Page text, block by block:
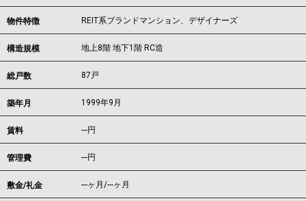
物件特徴 REIT系ブランドマンション、デザイナーズ
構造規模 地上8階 地下1階 RC造
総戸数 87戸
築年月 1999年9月
賃料 ---円
管理費 ---円
敷金/礼金 ---ヶ月/---ヶ月